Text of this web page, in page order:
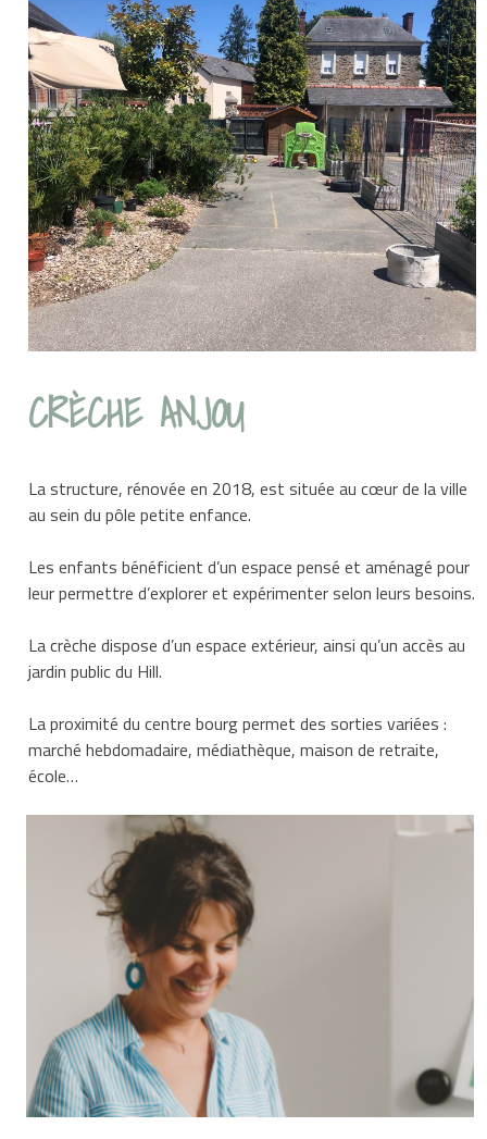
CRÈCHE ANJOU
La structure, rénovée en 2018, est située au cœur de la ville
au sein du pôle petite enfance.
Les enfants bénéficient d’un espace pensé et aménagé pour
leur permettre d’explorer et expérimenter selon leurs besoins.
La crèche dispose d’un espace extérieur, ainsi qu’un accès au
jardin public du Hill.
La proximité du centre bourg permet des sorties variées :
marché hebdomadaire, médiathèque, maison de retraite,
école…